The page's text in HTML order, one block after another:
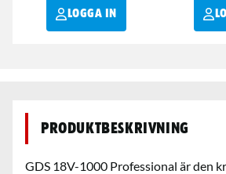
LOGGA IN
Produktbeskrivning
GDS 18V-1000 Professional är den